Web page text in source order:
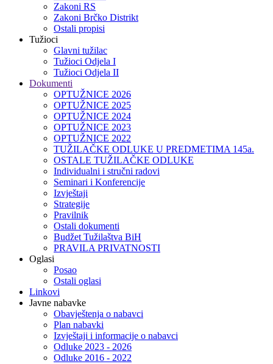
Zakoni RS
Zakoni Brčko Distrikt
Ostali propisi
Tužioci
Glavni tužilac
Tužioci Odjela I
Tužioci Odjela II
Dokumenti
OPTUŽNICE 2026
OPTUŽNICE 2025
OPTUŽNICE 2024
OPTUŽNICE 2023
OPTUŽNICE 2022
TUŽILAČKE ODLUKE U PREDMETIMA 145a.
OSTALE TUŽILAČKE ODLUKE
Individualni i stručni radovi
Seminari i Konferencije
Izvještaji
Strategije
Pravilnik
Ostali dokumenti
Budžet Tužilaštva BiH
PRAVILA PRIVATNOSTI
Oglasi
Posao
Ostali oglasi
Linkovi
Javne nabavke
Obavještenja o nabavci
Plan nabavki
Izvještaji i informacije o nabavci
Odluke 2023 - 2026
Odluke 2016 - 2022